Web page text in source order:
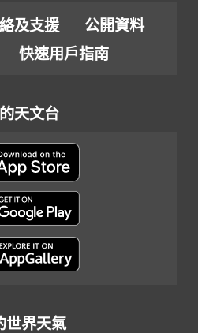
及支援
公開資料
快速用戶指南
天文台
世界天氣